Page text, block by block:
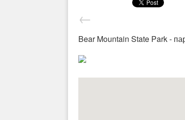
←
Bear Mountain State Park -